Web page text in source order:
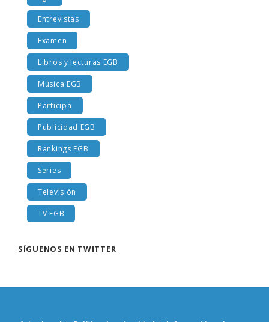
Entrevistas
Examen
Libros y lecturas EGB
Música EGB
Participa
Publicidad EGB
Rankings EGB
Series
Televisión
TV EGB
SÍGUENOS EN TWITTER